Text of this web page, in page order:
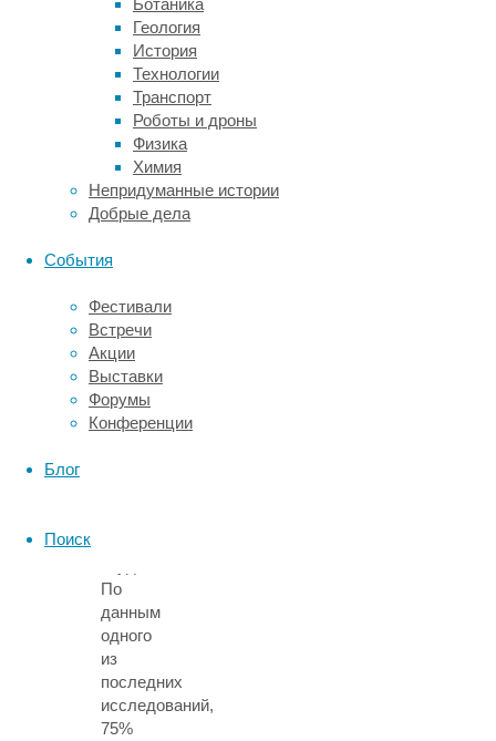
Ботаника
Геология
История
Технологии
Транспорт
Роботы и дроны
Физика
Химия
Непридуманные истории
Добрые дела
События
Фестивали
Встречи
Акции
Выставки
Форумы
Конференции
Блог
Поиск
после
прослушивания
музыки
связано
именно
подъемом
настроения
и
уровня
опросы
стабильно
показывают,
что
привычка
читать
По
данным
одного
из
последних
исследований,
75%